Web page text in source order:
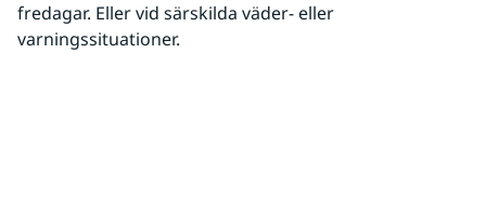
fredagar. Eller vid särskilda väder- eller
varningssituationer.